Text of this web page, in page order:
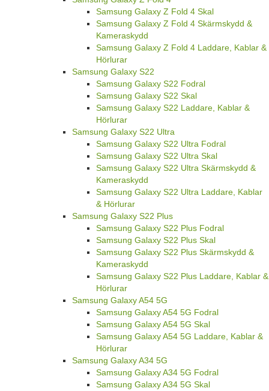
Samsung Galaxy Z Fold 4 Skal
Samsung Galaxy Z Fold 4 Skärmskydd &
Kameraskydd
Samsung Galaxy Z Fold 4 Laddare, Kablar &
Hörlurar
Samsung Galaxy S22
Samsung Galaxy S22 Fodral
Samsung Galaxy S22 Skal
Samsung Galaxy S22 Laddare, Kablar &
Hörlurar
Samsung Galaxy S22 Ultra
Samsung Galaxy S22 Ultra Fodral
Samsung Galaxy S22 Ultra Skal
Samsung Galaxy S22 Ultra Skärmskydd &
Kameraskydd
Samsung Galaxy S22 Ultra Laddare, Kablar
& Hörlurar
Samsung Galaxy S22 Plus
Samsung Galaxy S22 Plus Fodral
Samsung Galaxy S22 Plus Skal
Samsung Galaxy S22 Plus Skärmskydd &
Kameraskydd
Samsung Galaxy S22 Plus Laddare, Kablar &
Hörlurar
Samsung Galaxy A54 5G
Samsung Galaxy A54 5G Fodral
Samsung Galaxy A54 5G Skal
Samsung Galaxy A54 5G Laddare, Kablar &
Hörlurar
Samsung Galaxy A34 5G
Samsung Galaxy A34 5G Fodral
Samsung Galaxy A34 5G Skal